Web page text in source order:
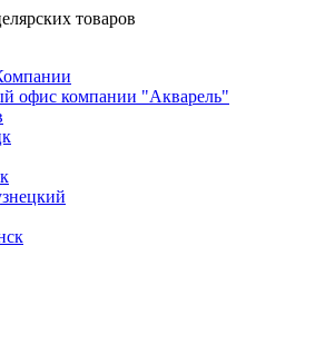
товаров
офис компании "Акварель"